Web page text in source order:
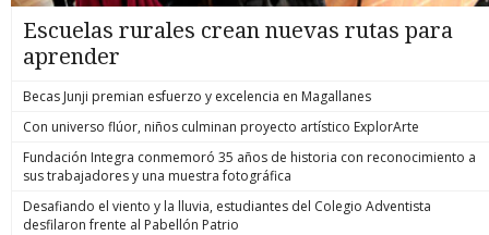
Escuelas rurales crean nuevas rutas para
aprender
Becas Junji premian esfuerzo y excelencia en Magallanes
Con universo flúor, niños culminan proyecto artístico ExplorArte
Fundación Integra conmemoró 35 años de historia con reconocimiento a
sus trabajadores y una muestra fotográfica
Desafiando el viento y la lluvia, estudiantes del Colegio Adventista
desfilaron frente al Pabellón Patrio